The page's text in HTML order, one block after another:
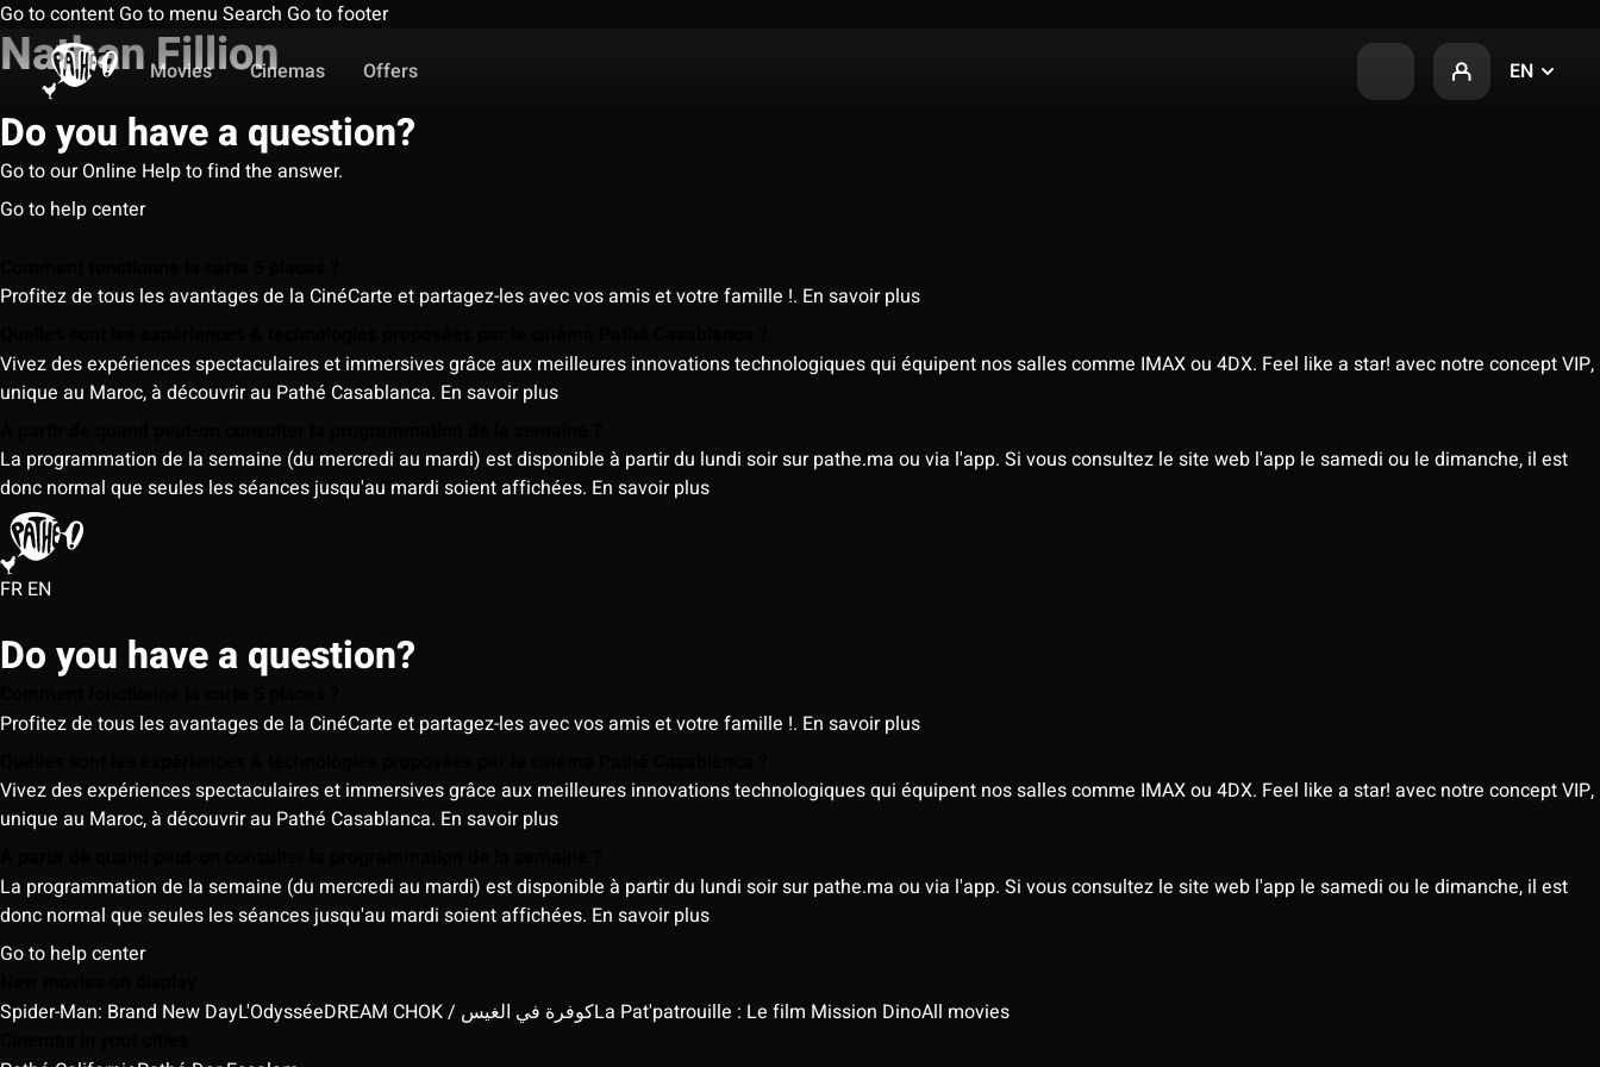
Go to content Go to menu Search Go to footer
Movies
Cinemas Offers EN
Nathan Fillion
Do you have a question?
Go to our Online Help to find the answer.
Go to help center
Profitez de tous les avantages de la CinéCarte et partagez-les avec vos amis et votre famille !. En savoir plus
Vivez des expériences spectaculaires et immersives grâce aux meilleures innovations technologiques qui équipent nos salles comme IMAX ou 4DX. Feel like a star! avec notre concept VIP,
unique au Maroc, à découvrir au Pathé Casablanca. En savoir plus
La programmation de la semaine (du mercredi au mardi) est disponible à partir du lundi soir sur pathe.ma ou via l'app. Si vous consultez le site web l'app le samedi ou le dimanche, il est
donc normal que seules les séances jusqu'au mardi soient affichées. En savoir plus
FR EN
Do you have a question?
Profitez de tous les avantages de la CinéCarte et partagez-les avec vos amis et votre famille !. En savoir plus
Vivez des expériences spectaculaires et immersives grâce aux meilleures innovations technologiques qui équipent nos salles comme IMAX ou 4DX. Feel like a star! avec notre concept VIP,
unique au Maroc, à découvrir au Pathé Casablanca. En savoir plus
La programmation de la semaine (du mercredi au mardi) est disponible à partir du lundi soir sur pathe.ma ou via l'app. Si vous consultez le site web l'app le samedi ou le dimanche, il est
donc normal que seules les séances jusqu'au mardi soient affichées. En savoir plus
Go to help center
Spider-Man: Brand New DayL'Odyssée DREAM CHOK / كوفرة في الغيسLa Pat'patrouille : Le film Mission DinoAll movies